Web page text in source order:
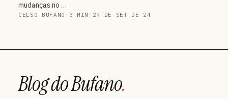
mudanças no …
CELSO BUFANO · 3 MIN · 29 DE SET DE 24
Blog do Bufano.